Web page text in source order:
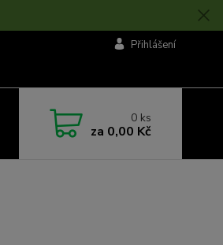
Přihlášení
0 ks
za 0,00 Kč